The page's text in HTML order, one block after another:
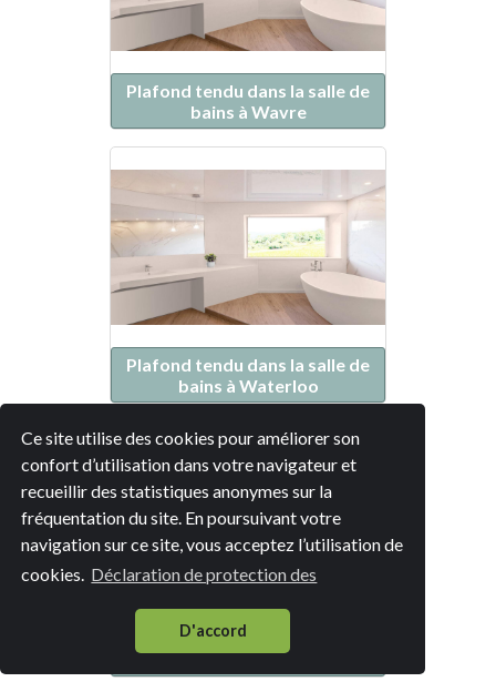
Ce site utilise des cookies pour améliorer son
confort d’utilisation dans votre navigateur et
recueillir des statistiques anonymes sur la
fréquentation du site. En poursuivant votre
navigation sur ce site, vous acceptez l’utilisation de
cookies. Déclaration de protection des
D'accord
Plafond tendu dans la salle de
bains à Wavre
Plafond tendu dans la salle de
bains à Waterloo
Plafond tendu dans la salle de
bains à Braine-l'Alleud